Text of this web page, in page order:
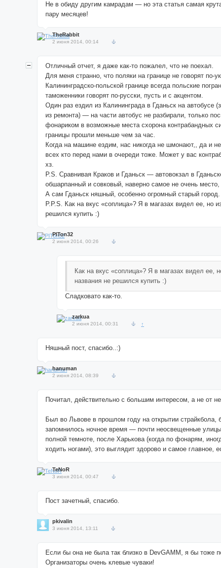
Не в обиду другим камрадам — но эта статья самая
пару месяцев!
TheRabbit
2 июня 2014, 00:14
Отличный отчет, я даже как-то пожалел, что не поехал.
Для меня странно, что поляки на границе не говорят по-
Калининградско-польской границе всегда польские
таможенники говорят по-русски, пусть и с акцентом.
Один раз ездил из Калининграда в Гданьск на автобусе
из ремонта) — на части автобус не разбирали, только
фонариком в возможные места схорона контрабандных
границы прошли меньше чем за час.
Когда на машине ездим, нас никогда не шмонают,, да и
всех кто перед нами в очереди тоже. Может у вас
хз.
P.S. Сравнивая Краков и Гданьск — автовокзал в
обшарпанный и совковый, наверно самое не очень
А сам Гданьск няшный, особенно огромный старый город.
P.P.S. Как на вкус «соплица»? Я в магазах видел ее, но
решился купить :)
PITon32
2 июня 2014, 00:26
Как на вкус «соплица»? Я в магазах видел ее,
названия не решился купить :)
Сладковато как-то.
zarkua
2 июня 2014, 00:31 ↑
Няшный пост, спасибо..:)
hanuman
2 июня 2014, 08:39
Почитал, действительно с большим интересом, а не от
Был во Львове в прошлом году на открытии страйкбола,
запомнилось ночное время — почти неосвещенные
полной темноте, после Харькова (когда по фонарям,
ходить ногами), это выглядит здорово и самое главное,
TeNoR
3 июня 2014, 00:47
Пост зачетный, спасибо.
pkivalin
3 июня 2014, 13:11
Если бы она не была так близко в DevGAMM, я бы тоже
Организаторы очень клевые чуваки!